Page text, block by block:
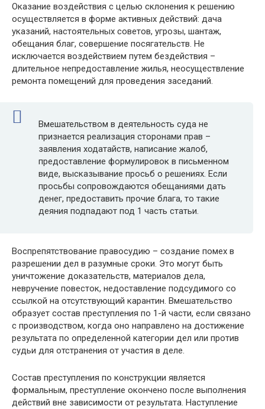
Оказание воздействия с целью склонения к решению
осуществляется в форме активных действий: дача
указаний, настоятельных советов, угрозы, шантаж,
обещания благ, совершение посягательств. Не
исключается воздействием путем бездействия –
длительное непредоставление жилья, неосуществление
ремонта помещений для проведения заседаний.
Вмешательством в деятельность суда не
признается реализация сторонами прав –
заявления ходатайств, написание жалоб,
предоставление формулировок в письменном
виде, высказывание просьб о решениях. Если
просьбы сопровождаются обещаниями дать
денег, предоставить прочие блага, то такие
деяния подпадают под 1 часть статьи.
Воспрепятствование правосудию – создание помех в
разрешении дел в разумные сроки. Это могут быть
уничтожение доказательств, материалов дела,
невручение повесток, недоставление подсудимого со
ссылкой на отсутствующий карантин. Вмешательство
образует состав преступления по 1-й части, если связано
с производством, когда оно направлено на достижение
результата по определенной категории дел или против
судьи для отстранения от участия в деле.
Состав преступления по конструкции является
формальным, преступление окончено после выполнения
действий вне зависимости от результата. Наступление